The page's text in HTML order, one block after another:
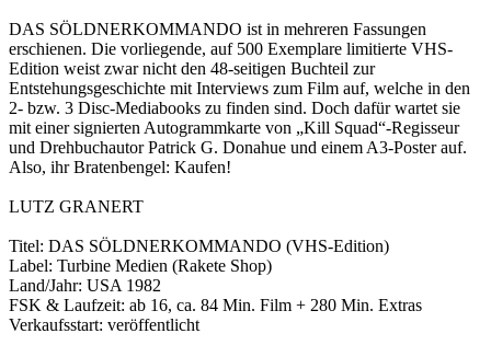
DAS SÖLDNERKOMMANDO ist in mehreren Fassungen
erschienen. Die vorliegende, auf 500 Exemplare limitierte VHS-
Edition weist zwar nicht den 48-seitigen Buchteil zur
Entstehungsgeschichte mit Interviews zum Film auf, welche in den
2- bzw. 3 Disc-Mediabooks zu finden sind. Doch dafür wartet sie
mit einer signierten Autogrammkarte von „Kill Squad“-Regisseur
und Drehbuchautor Patrick G. Donahue und einem A3-Poster auf.
Also, ihr Bratenbengel: Kaufen!
LUTZ GRANERT
Titel: DAS SÖLDNERKOMMANDO (VHS-Edition)
Label: Turbine Medien (Rakete Shop)
Land/Jahr: USA 1982
FSK & Laufzeit: ab 16, ca. 84 Min. Film + 280 Min. Extras
Verkaufsstart: veröffentlicht